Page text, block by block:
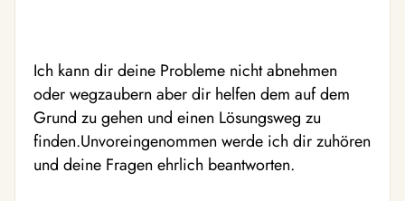
Ich kann dir deine Probleme nicht abnehmen
oder wegzaubern aber dir helfen dem auf dem
Grund zu gehen und einen Lösungsweg zu
finden.Unvoreingenommen werde ich dir zuhören
und deine Fragen ehrlich beantworten.